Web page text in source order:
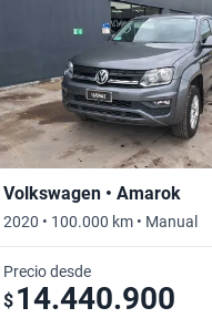
Volkswagen • Amarok
2020 • 100.000 km • Manual
Precio desde
$ 14.440.900